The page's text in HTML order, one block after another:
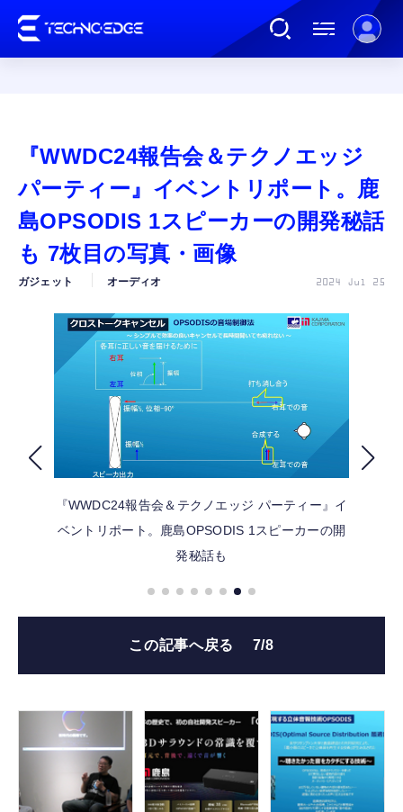
AI
ガジェット
カルチャー
公式ストア
『WWDC24報告会＆テクノエッジ
パーティー』イベントリポート。鹿
島OPSODIS 1スピーカーの開発秘話
も 7枚目の写真・画像
ガジェット オーディオ 2024 Jul 25
『WWDC24報告会＆テクノエッジ パーティー』イ
ベントリポート。鹿島OPSODIS 1スピーカーの開
発秘話も
この記事へ戻る 7/8